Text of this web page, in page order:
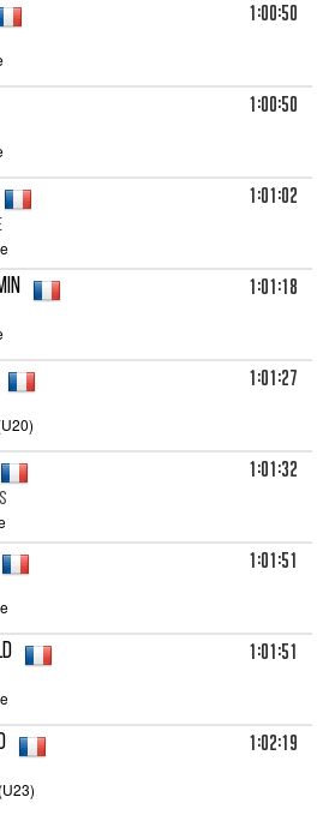
1:00:50
1:00:50
1:01:02
1:01:18
1:01:27
1:01:32
1:01:51
1:01:51
1:02:19